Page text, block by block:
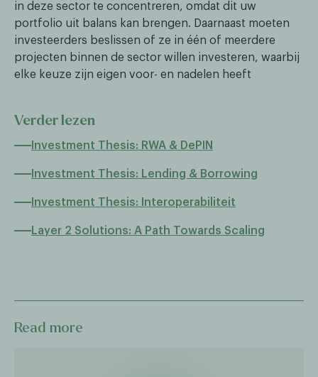
in deze sector te concentreren, omdat dit uw
portfolio uit balans kan brengen. Daarnaast moeten
investeerders beslissen of ze in één of meerdere
projecten binnen de sector willen investeren, waarbij
elke keuze zijn eigen voor- en nadelen heeft
Verder lezen
Investment Thesis: RWA & DePIN
Investment Thesis: Lending & Borrowing
Investment Thesis: Interoperabiliteit
Layer 2 Solutions: A Path Towards Scaling
Read more